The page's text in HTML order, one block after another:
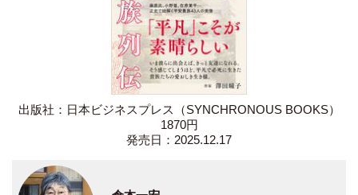
出版社：日本ビジネスプレス（SYNCHRONOUS BOOKS）
1870円
発売日：2025.12.17